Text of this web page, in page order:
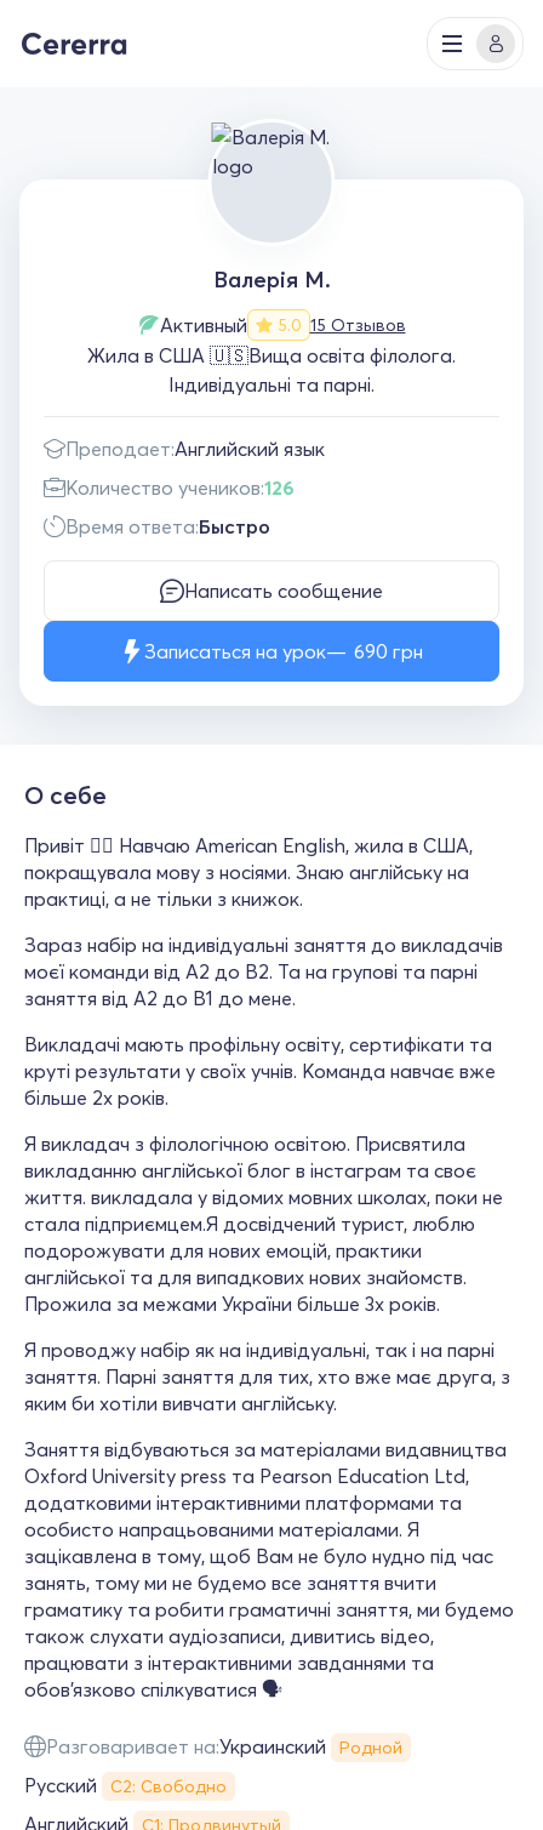
Валерія М.
Активный 5.0 15 Отзывов
Жила в США 🇺🇸Вища освіта філолога.
Індивідуальні та парні.
Преподает:Английский язык
Количество учеников:126
Время ответа:Быстро
Написать сообщение
Записаться на урок 690 грн
О себе
Привіт ✋🏼 Навчаю American English, жила в США,
покращувала мову з носіями. Знаю англійську на
практиці, а не тільки з книжок.
Зараз набір на індивідуальні заняття до викладачів
моєї команди від А2 до В2. Та на групові та парні
заняття від А2 до В1 до мене.
Викладачі мають профільну освіту, сертифікати та
круті результати у своїх учнів. Команда навчає вже
більше 2х років.
Я викладач з філологічною освітою. Присвятила
викладанню англійської блог в інстаграм та своє
життя. викладала у відомих мовних школах, поки не
стала підприємцем.Я досвідчений турист, люблю
подорожувати для нових емоцій, практики
англійської та для випадкових нових знайомств.
Прожила за межами України більше 3х років.
Я проводжу набір як на індивідуальні, так і на парні
заняття. Парні заняття для тих, хто вже має друга, з
яким би хотіли вивчати англійську.
Заняття відбуваються за матеріалами видавництва
Oxford University press та Pearson Education Ltd,
додатковими інтерактивними платформами та
особисто напрацьованими матеріалами. Я
зацікавлена в тому, щоб Вам не було нудно під час
занять, тому ми не будемо все заняття вчити
граматику та робити граматичні заняття, ми будемо
також слухати аудіозаписи, дивитись відео,
працювати з інтерактивними завданнями та
обов’язково спілкуватися 🗣️
Разговаривает на:Украинский Родной
Русский С2: Свободно
Английский С1: Продвинутый